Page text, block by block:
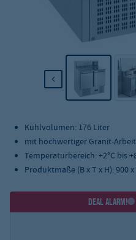
Kühlvolumen: 176 Liter
mit hochwertiger Granit-
Temperaturbereich: +2°C bis
Produktmaße (B x T x H): 900
DEAL ALARM!